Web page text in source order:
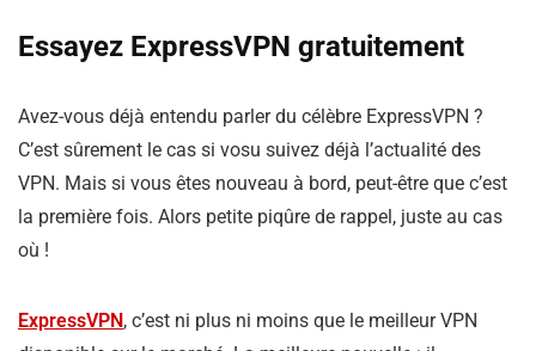
Essayez ExpressVPN gratuitement
Avez-vous déjà entendu parler du célèbre ExpressVPN ?
C’est sûrement le cas si vosu suivez déjà l’actualité des
VPN. Mais si vous êtes nouveau à bord, peut-être que c’est
la première fois. Alors petite piqûre de rappel, juste au cas
où !
ExpressVPN, c’est ni plus ni moins que le meilleur VPN